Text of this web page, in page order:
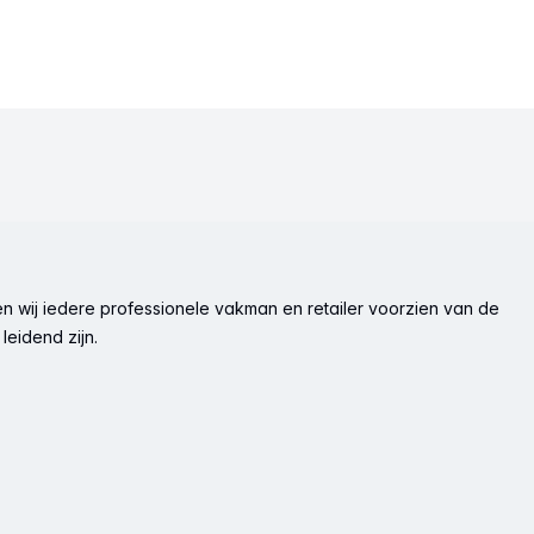
wij iedere professionele vakman en retailer voorzien van de
zijn.